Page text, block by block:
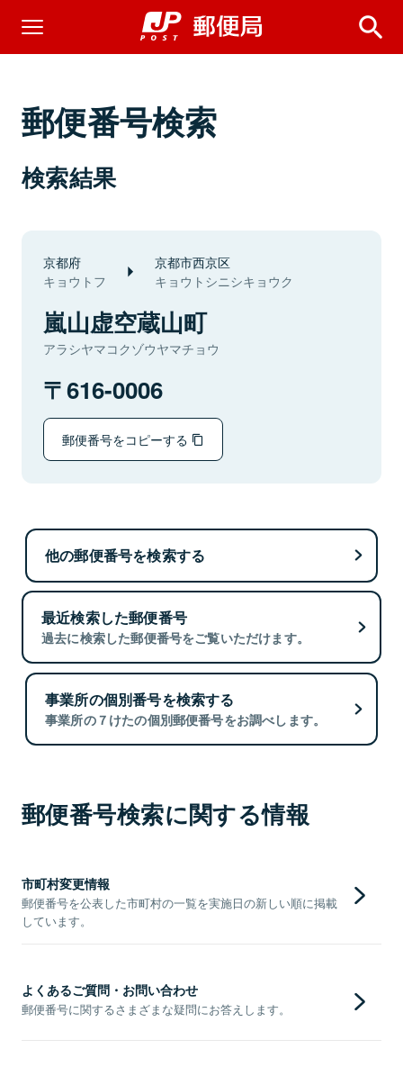
郵便番号検索
検索結果
京都府
キョウトフ
京都市西京区
キョウトシニシキョウク
嵐山虚空蔵山町
アラシヤマコクゾウヤマチョウ
616-0006
郵便番号をコピーする
他の郵便番号を検索する
最近検索した郵便番号
過去に検索した郵便番号をご覧いただけます。
事業所の個別番号を検索する
事業所の７けたの個別郵便番号をお調べします。
郵便番号検索に関する情報
市町村変更情報
郵便番号を公表した市町村の一覧を実施日の新しい順に掲載
しています。
よくあるご質問・お問い合わせ
郵便番号に関するさまざまな疑問にお答えします。